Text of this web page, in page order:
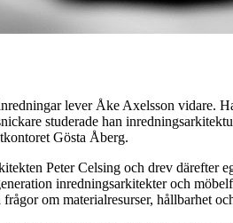
lever Åke Axelsson vidare.
studerade han
Gösta Åberg.
Peter Celsing och drev
inredningsarkitekter och
om materialresurser, hållbarhet